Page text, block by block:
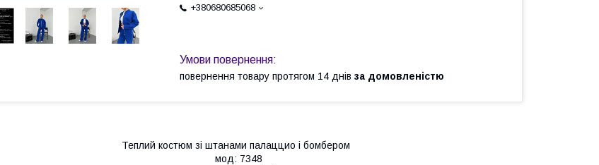
+380680685068
повернення товару протягом 14 днів за домовленістю
Теплий костюм зі штанами палаццио і бомбером
мод: 7348